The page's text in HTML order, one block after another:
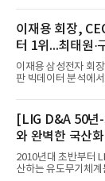
17% 증가하
장비 설치 없이 일고
을 모니터링 및 예측
항 가이드라인을 제
CI(탄소집약도지수)
항로 추천, 선단 관
실증에서는 총 13개
평균 5.3%의 연료 질
의 핵심
이재용 회장,
터 1위...최태원·
이재용 삼성전자 회
판 빅데이터 분석에
국기업평판연구소(
함께 60명의 CEO 브
일부터 8월 6일까지
7,395,735건을 분석
랜드평판지수
다고 밝혔다. 분석에
(14,233,797건) 대비
[LIG D&A 50년
와 완벽한 국산
2010년대 초반부터
산하는 유도무기체